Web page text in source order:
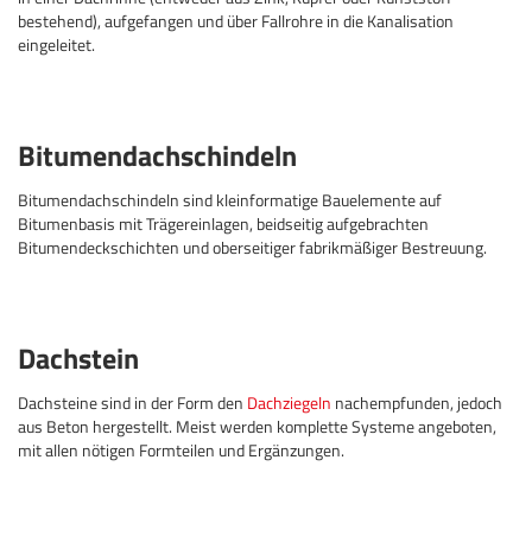
bestehend), aufgefangen und über Fallrohre in die Kanalisation
eingeleitet.
Bitumendachschindeln
Bitumendachschindeln sind kleinformatige Bauelemente auf
Bitumenbasis mit Trägereinlagen, beidseitig aufgebrachten
Bitumendeckschichten und oberseitiger fabrikmäßiger Bestreuung.
Dachstein
Dachsteine sind in der Form den Dachziegeln nachempfunden, jedoch
aus Beton hergestellt. Meist werden komplette Systeme angeboten,
mit allen nötigen Formteilen und Ergänzungen.